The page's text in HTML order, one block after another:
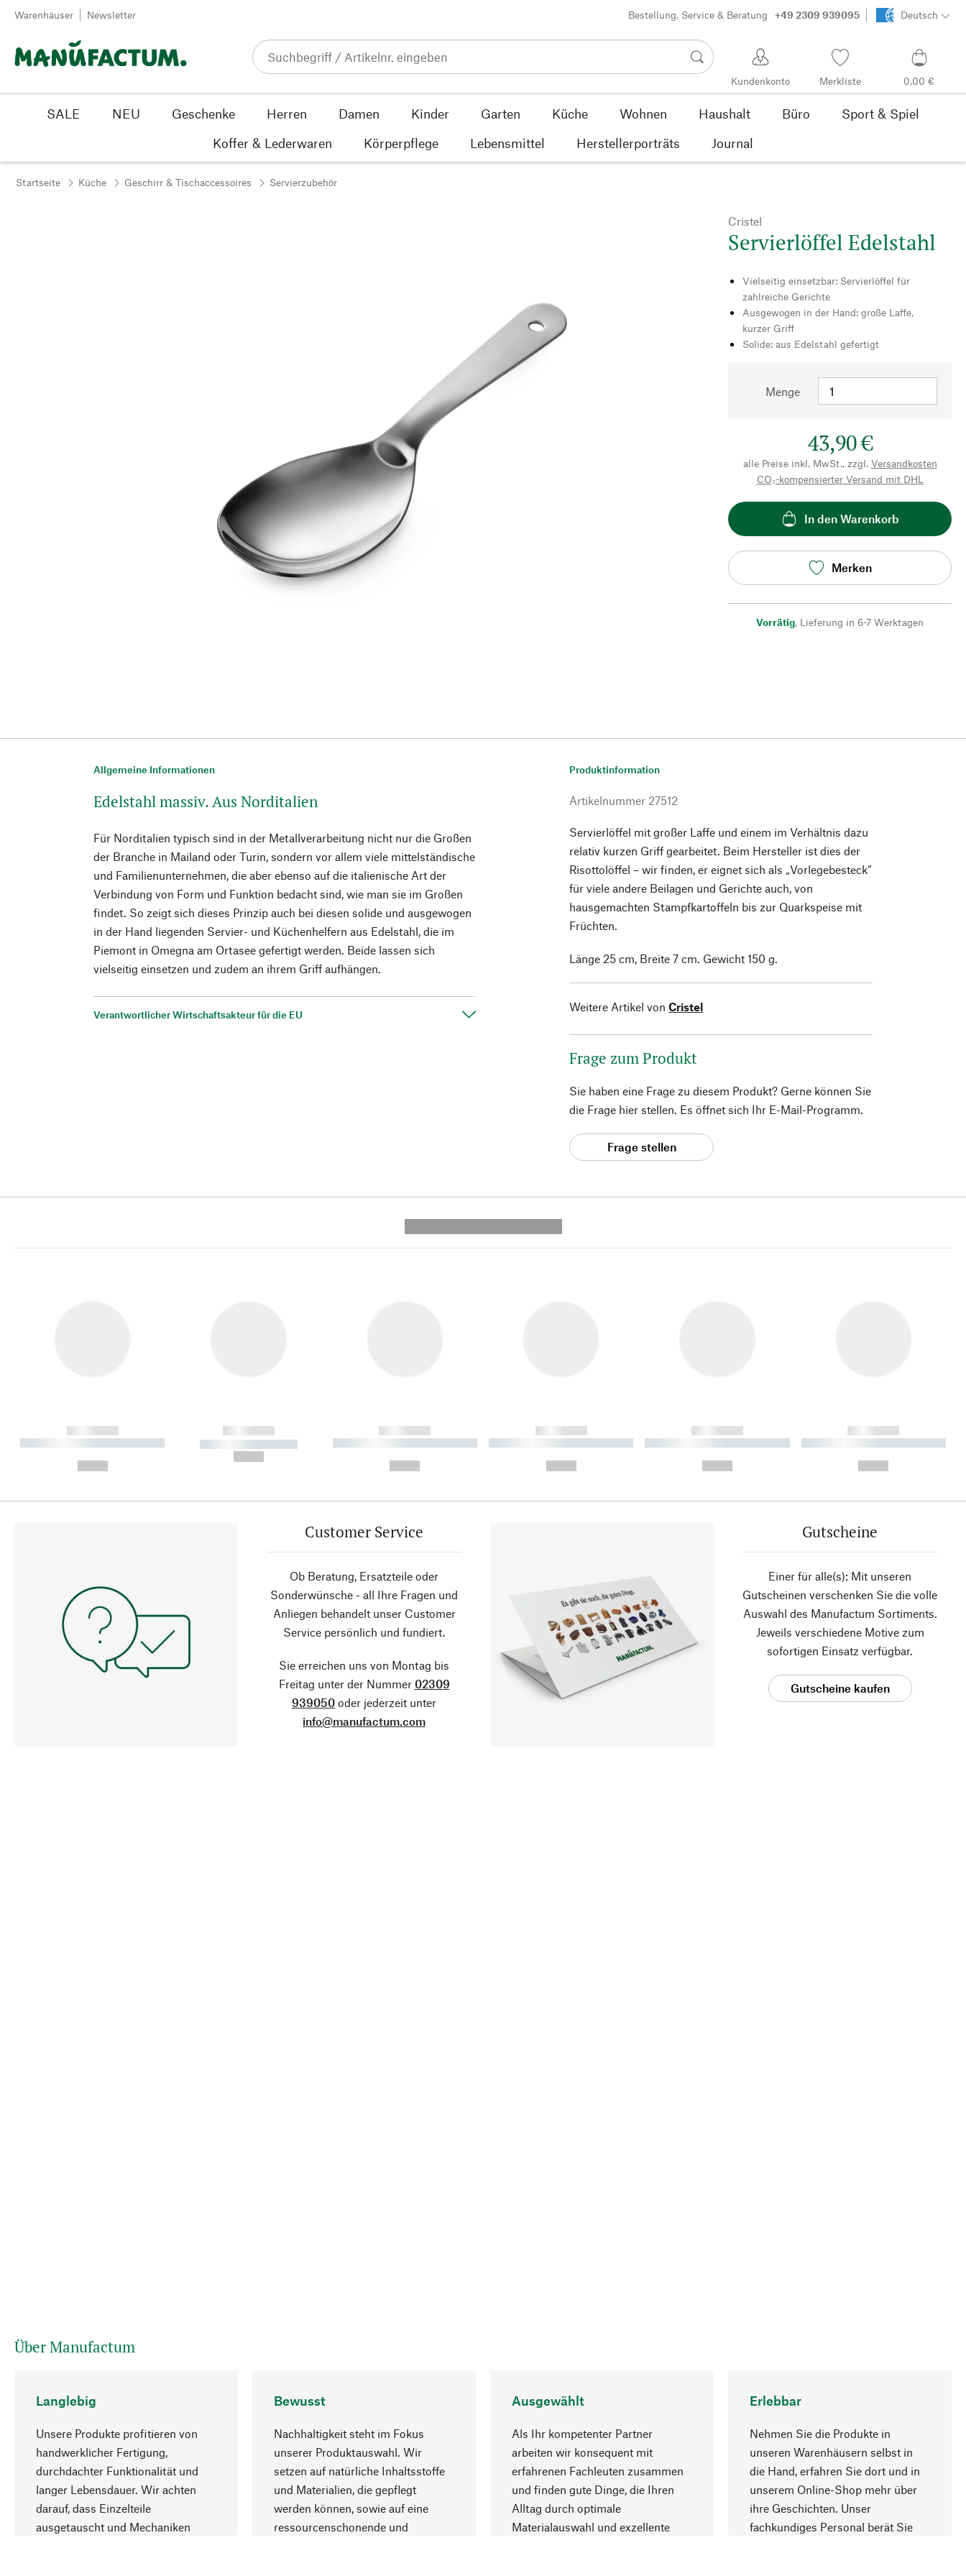
Zum Inhalt springen
Warenhäuser Newsletter Bestellung, Service & Beratung +49 2309 939095 Deutsch
Kundenkonto Merkliste 0,00 €
SALE NEU Geschenke Herren Damen Kinder Garten Küche Wohnen Haushalt Büro
Sport & Spiel
Koffer & Lederwaren
Körperpflege Lebensmittel Herstellerporträts Journal
Startseite Küche Geschirr & Tischaccessoires Servierzubehör
Cristel
Servierlöffel Edelstahl
Vielseitig einsetzbar: Servierlöffel für
zahlreiche Gerichte
Ausgewogen in der Hand: große Laffe,
kurzer Griff
Solide: aus Edelstahl gefertigt
Menge
43,90 €
alle Preise inkl. MwSt., zzgl. Versandkosten
CO₂-kompensierter Versand mit DHL
In den Warenkorb
Merken
Vorrätig, Lieferung in 6-7 Werktagen
Allgemeine Informationen
Edelstahl massiv. Aus Norditalien
Für Norditalien typisch sind in der Metallverarbeitung nicht nur die Großen
der Branche in Mailand oder Turin, sondern vor allem viele mittelständische
und Familienunternehmen, die aber ebenso auf die italienische Art der
Verbindung von Form und Funktion bedacht sind, wie man sie im Großen
findet. So zeigt sich dieses Prinzip auch bei diesen solide und ausgewogen
in der Hand liegenden Servier- und Küchenhelfern aus Edelstahl, die im
Piemont in Omegna am Ortasee gefertigt werden. Beide lassen sich
vielseitig einsetzen und zudem an ihrem Griff aufhängen.
Verantwortlicher Wirtschaftsakteur für die EU
Produktinformation
Artikelnummer 27512
Servierlöffel mit großer Laffe und einem im Verhältnis dazu
relativ kurzen Griff gearbeitet. Beim Hersteller ist dies der
Risottolöffel – wir finden, er eignet sich als „Vorlegebesteck“
für viele andere Beilagen und Gerichte auch, von
hausgemachten Stampfkartoffeln bis zur Quarkspeise mit
Früchten.
Länge 25 cm, Breite 7 cm. Gewicht 150 g.
Weitere Artikel von Cristel
Frage zum Produkt
Sie haben eine Frage zu diesem Produkt? Gerne können Sie
die Frage hier stellen. Es öffnet sich Ihr E-Mail-Programm.
Frage stellen
------------
----------- ----------- ----------
------------
----------- -----------
------------
----------- ----------- ----------
------------
----------- ----------- ----------
------------
----------- ----------- ----------
------------
----------- ----------- ----------
Customer Service
Ob Beratung, Ersatzteile oder
Sonderwünsche - all Ihre Fragen und
Anliegen behandelt unser Customer
Service persönlich und fundiert.
Sie erreichen uns von Montag bis
Freitag unter der Nummer 02309
939050 oder jederzeit unter
info@manufactum.com
Gutscheine
Einer für alle(s): Mit unseren
Gutscheinen verschenken Sie die volle
Auswahl des Manufactum Sortiments.
Jeweils verschiedene Motive zum
sofortigen Einsatz verfügbar.
Gutscheine kaufen
Über Manufactum
Langlebig
Unsere Produkte profitieren von
handwerklicher Fertigung,
durchdachter Funktionalität und
langer Lebensdauer. Wir achten
darauf, dass Einzelteile
ausgetauscht und Mechaniken
Bewusst
Nachhaltigkeit steht im Fokus
unserer Produktauswahl. Wir
setzen auf natürliche Inhaltsstoffe
und Materialien, die gepflegt
werden können, sowie auf eine
ressourcenschonende und
Ausgewählt
Als Ihr kompetenter Partner
arbeiten wir konsequent mit
erfahrenen Fachleuten zusammen
und finden gute Dinge, die Ihren
Alltag durch optimale
Materialauswahl und exzellente
Erlebbar
Nehmen Sie die Produkte in
unseren Warenhäusern selbst in
die Hand, erfahren Sie dort und in
unserem Online-Shop mehr über
ihre Geschichten. Unser
fachkundiges Personal berät Sie